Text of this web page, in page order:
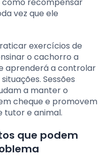
vez que ele
exercícios de
o cachorro a
aprenderá a controlar
Sessões
a manter o
cheque e promovem
tutor e animal.
que podem